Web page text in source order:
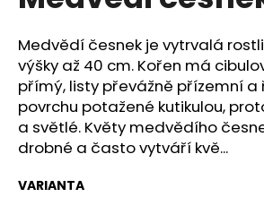
z
5
hvězdiček.
Medvědí česnek je vytrvalá
výšky až 40 cm. Kořen má
přímý, listy převážně přízemní a
povrchu potažené kutikulou,
a světlé. Květy medvědího
drobné a často vytváří kvě...
VARIANTA
j
í
t
?